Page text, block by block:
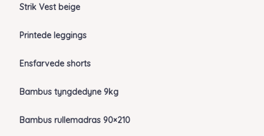
Strik Vest beige
Printede leggings
Ensfarvede shorts
Bambus tyngdedyne 9kg
Bambus rullemadras 90×210